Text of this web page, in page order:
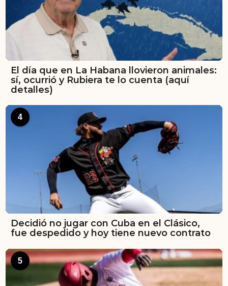
El día que en La Habana llovieron animales:
sí, ocurrió y Rubiera te lo cuenta (aquí
detalles)
4
Decidió no jugar con Cuba en el Clásico,
fue despedido y hoy tiene nuevo contrato
5